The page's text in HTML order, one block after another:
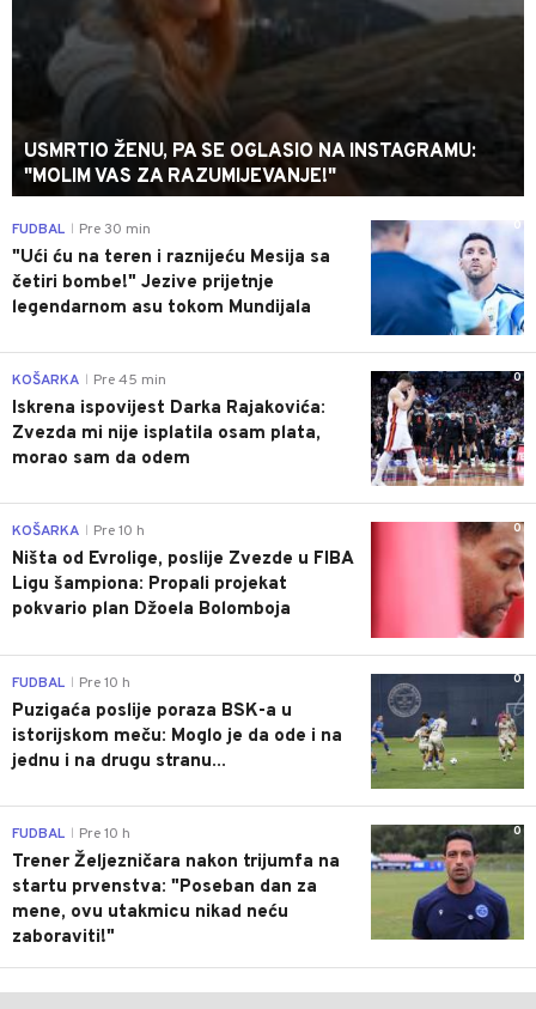
USMRTIO ŽENU, PA SE OGLASIO NA INSTAGRAMU:
"MOLIM VAS ZA RAZUMIJEVANJE!"
0
FUDBAL Pre 30 min
"Ući ću na teren i raznijeću Mesija sa
četiri bombe!" Jezive prijetnje
legendarnom asu tokom Mundijala
0
KOŠARKA Pre 45 min
Iskrena ispovijest Darka Rajakovića:
Zvezda mi nije isplatila osam plata,
morao sam da odem
0
KOŠARKA Pre 10 h
Ništa od Evrolige, poslije Zvezde u FIBA
Ligu šampiona: Propali projekat
pokvario plan Džoela Bolomboja
0
FUDBAL Pre 10 h
Puzigaća poslije poraza BSK-a u
istorijskom meču: Moglo je da ode i na
jednu i na drugu stranu...
0
FUDBAL Pre 10 h
Trener Željezničara nakon trijumfa na
startu prvenstva: "Poseban dan za
mene, ovu utakmicu nikad neću
zaboraviti!"